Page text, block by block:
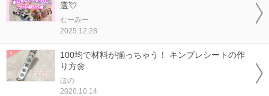
選💘
むーみー
2025.12.28
100均で材料が揃っちゃう！ キンブレシートの作
り方🌼
ほの
2020.10.14